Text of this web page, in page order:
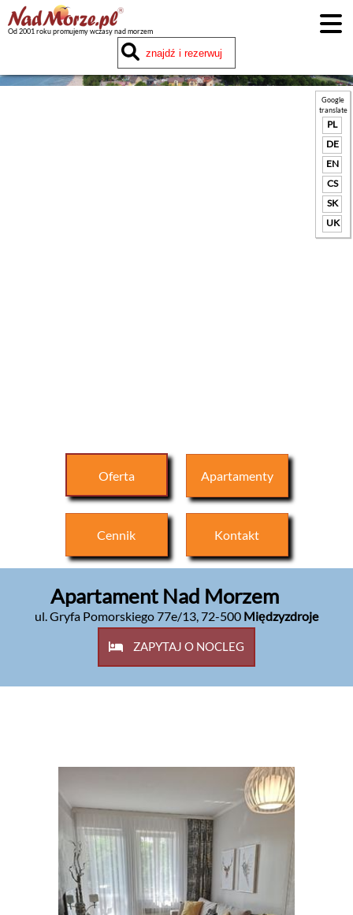
Od 2001 roku promujemy wczasy nad morzem
Google
translate
PL
DE
EN
CS
SK
UK
Oferta Apartamenty
Cennik Kontakt
Apartament Nad Morzem
ul. Gryfa Pomorskiego 77e/13,72-500 Międzyzdroje
ZAPYTAJ O NOCLEG